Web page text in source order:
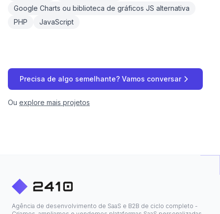
Google Charts ou biblioteca de gráficos JS alternativa
PHP
JavaScript
Precisa de algo semelhante? Vamos conversar
Ou explore mais projetos
Agência de desenvolvimento de SaaS e B2B de ciclo completo -